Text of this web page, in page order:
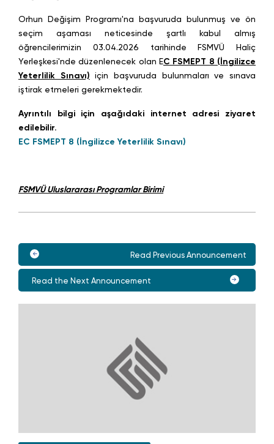
Orhun Değişim Programı'na başvuruda bulunmuş ve ön
seçim aşaması neticesinde şartlı kabul almış
öğrencilerimizin 03.04.2026 tarihinde FSMVÜ Haliç
Yerleşkesi'nde düzenlenecek olan EC FSMEPT 8 (İngilizce
Yeterlilik Sınavı) için başvuruda bulunmaları ve sınava
iştirak etmeleri gerekmektedir.
Ayrıntılı bilgi için aşağıdaki internet adresi ziyaret
edilebilir.
EC FSMEPT 8 (İngilizce Yeterlilik Sınavı)
FSMVÜ Uluslararası Programlar Birimi
Read Previous Announcement
Read the Next Announcement